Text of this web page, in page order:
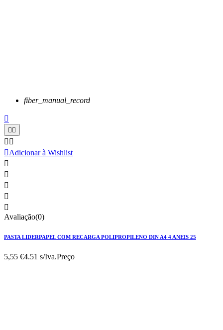
fiber_manual_record

 
 
Adicionar à Wishlist





Avaliação(0)
PASTA LIDERPAPEL COM RECARGA POLIPROPILENO DIN A4 4 ANEIS 25
5,55 €4.51 s/Iva.Preço